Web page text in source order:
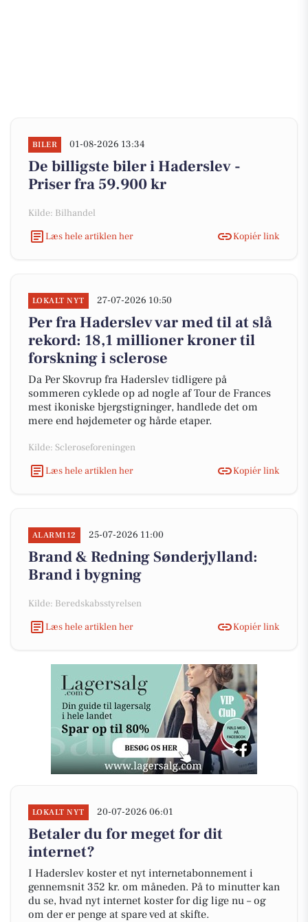
BILER 01-08-2026 13:34
De billigste biler i Haderslev -
Priser fra 59.900 kr
Kilde: Bilhandel
Læs hele artiklen her
Kopiér link
LOKALT NYT 27-07-2026 10:50
Per fra Haderslev var med til at slå
rekord: 18,1 millioner kroner til
forskning i sclerose
Da Per Skovrup fra Haderslev tidligere på
sommeren cyklede op ad nogle af Tour de Frances
mest ikoniske bjergstigninger, handlede det om
mere end højdemeter og hårde etaper.
Kilde: Scleroseforeningen
Læs hele artiklen her
Kopiér link
ALARM112 25-07-2026 11:00
Brand & Redning Sønderjylland:
Brand i bygning
Kilde: Beredskabsstyrelsen
Læs hele artiklen her
Kopiér link
LOKALT NYT 20-07-2026 06:01
Betaler du for meget for dit
internet?
I Haderslev koster et nyt internetabonnement i
gennemsnit 352 kr. om måneden. På to minutter kan
du se, hvad nyt internet koster for dig lige nu – og
om der er penge at spare ved at skifte.